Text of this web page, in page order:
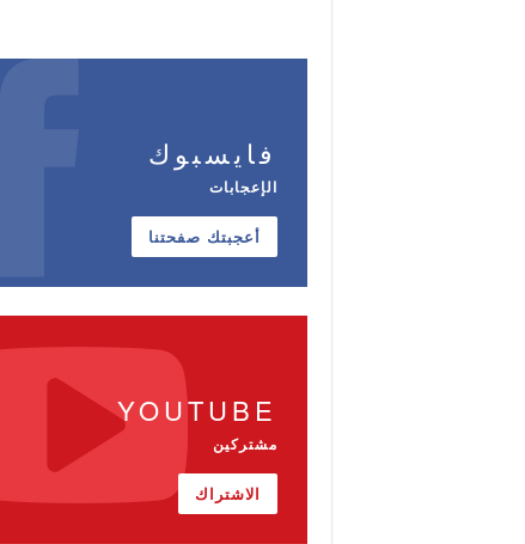
فايسبوك
الإعجابات
أعجبتك صفحتنا
YOUTUBE
مشتركين
الاشتراك